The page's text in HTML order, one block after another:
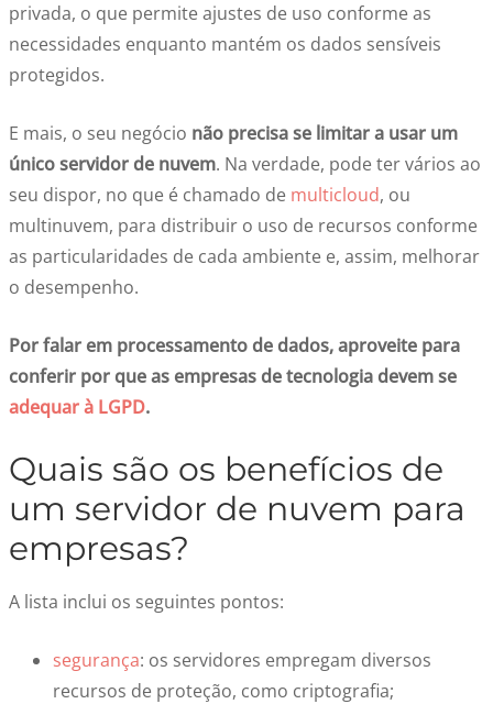
privada, o que permite ajustes de uso conforme as
necessidades enquanto mantém os dados sensíveis
protegidos.
E mais, o seu negócio não precisa se limitar a usar um
único servidor de nuvem. Na verdade, pode ter vários ao
seu dispor, no que é chamado de multicloud, ou
multinuvem, para distribuir o uso de recursos conforme
as particularidades de cada ambiente e, assim, melhorar
o desempenho.
Por falar em processamento de dados, aproveite para
conferir por que as empresas de tecnologia devem se
adequar à LGPD.
Quais são os benefícios de
um servidor de nuvem para
empresas?
A lista inclui os seguintes pontos:
segurança: os servidores empregam diversos
recursos de proteção, como criptografia;